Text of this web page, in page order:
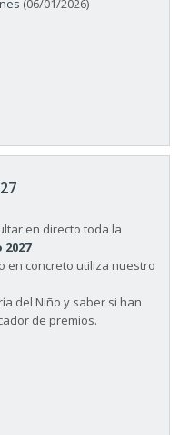
(06/01/2026)
en directo toda la
en concreto utiliza nuestro
del Niño y saber si han
de premios.